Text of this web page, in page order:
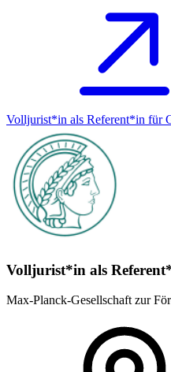
Volljurist*in als Referent*in für
Volljurist*in als
Max-Planck-Gesellschaft zur